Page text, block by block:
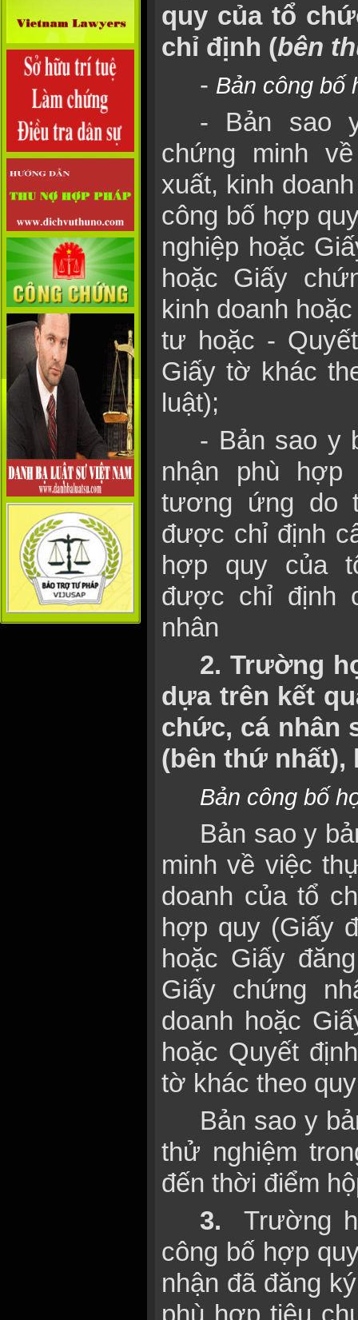
quy của tổ
chỉ định (bên
- Bản công bố
- Bản sao
chứng minh
xuất, kinh
công bố hợp
nghiệp hoặc
hoặc Giấy
kinh doanh
tư hoặc -
Giấy tờ khác
luật);
- Bản sao y
nhận phù hợp
tương ứng do
được chỉ định
hợp quy của
được chỉ định
nhân
2. Trường
dựa trên kết
chức, cá nhân
(bên thứ nhất),
Bản công bố
Bản sao y
minh về việc
doanh của tổ
hợp quy (Giấy
hoặc Giấy
Giấy chứng
doanh hoặc
hoặc Quyết
tờ khác theo
Bản sao y
thử nghiệm
đến thời điểm
3. Trường
công bố hợp
nhận đã đăng